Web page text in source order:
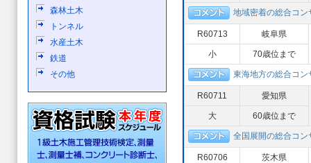
地域密着の総合コ
R60713 岐阜県
小 70歳位まで
東海地方の総合コン
R60711 愛知県
大 60歳位まで
全国展開の総合コン
R60706 茨木県
森林土木
トンネル
水産土木
鉄道
その他